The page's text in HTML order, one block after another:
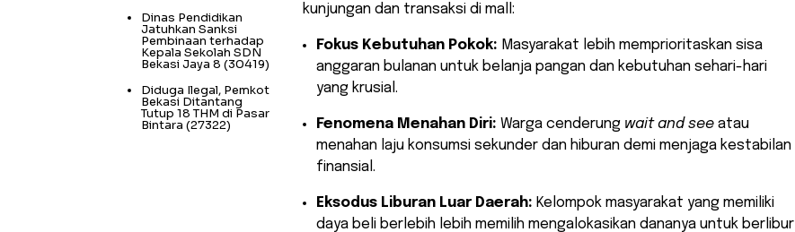
kunjungan dan transaksi di mall:
Fokus Kebutuhan Pokok: Masyarakat lebih memprioritaskan sisa
anggaran bulanan untuk belanja pangan dan kebutuhan sehari-hari
yang krusial.
Fenomena Menahan Diri: Warga cenderung wait and see atau
menahan laju konsumsi sekunder dan hiburan demi menjaga kestabilan
finansial.
Eksodus Liburan Luar Daerah: Kelompok masyarakat yang memiliki
daya beli berlebih lebih memilih mengalokasikan dananya untuk berlibur
Dinas Pendidikan
Jatuhkan Sanksi
Pembinaan terhadap
Kepala Sekolah SDN
Bekasi Jaya 8 (30419)
Diduga Ilegal, Pemkot
Bekasi Ditantang
Tutup 18 THM di Pasar
Bintara (27322)